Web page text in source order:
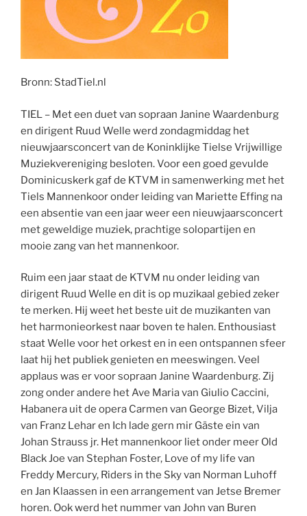
Bronn: StadTiel.nl
TIEL – Met een duet van sopraan Janine Waardenburg
en dirigent Ruud Welle werd zondagmiddag het
nieuwjaarsconcert van de Koninklijke Tielse Vrijwillige
Muziekvereniging besloten. Voor een goed gevulde
Dominicuskerk gaf de KTVM in samenwerking met het
Tiels Mannenkoor onder leiding van Mariette Effing na
een absentie van een jaar weer een nieuwjaarsconcert
met geweldige muziek, prachtige solopartijen en
mooie zang van het mannenkoor.
Ruim een jaar staat de KTVM nu onder leiding van
dirigent Ruud Welle en dit is op muzikaal gebied zeker
te merken. Hij weet het beste uit de muzikanten van
het harmonieorkest naar boven te halen. Enthousiast
staat Welle voor het orkest en in een ontspannen sfeer
laat hij het publiek genieten en meeswingen. Veel
applaus was er voor sopraan Janine Waardenburg. Zij
zong onder andere het Ave Maria van Giulio Caccini,
Habanera uit de opera Carmen van George Bizet, Vilja
van Franz Lehar en Ich lade gern mir Gäste ein van
Johan Strauss jr. Het mannenkoor liet onder meer Old
Black Joe van Stephan Foster, Love of my life van
Freddy Mercury, Riders in the Sky van Norman Luhoff
en Jan Klaassen in een arrangement van Jetse Bremer
horen. Ook werd het nummer van John van Buren